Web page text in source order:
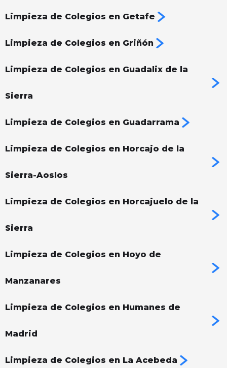
Limpieza de Colegios en Getafe
Limpieza de Colegios en Griñón
Limpieza de Colegios en Guadalix de la
Sierra
Limpieza de Colegios en Guadarrama
Limpieza de Colegios en Horcajo de la
Sierra-Aoslos
Limpieza de Colegios en Horcajuelo de la
Sierra
Limpieza de Colegios en Hoyo de
Manzanares
Limpieza de Colegios en Humanes de
Madrid
Limpieza de Colegios en La Acebeda